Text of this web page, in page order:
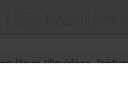
löper tillsvidare,
när du vill,